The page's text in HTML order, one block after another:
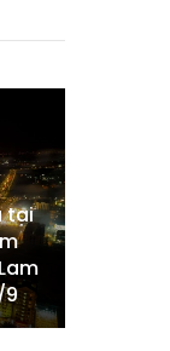
tại
9